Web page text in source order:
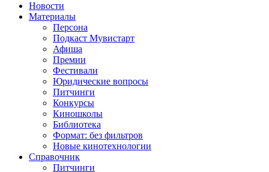
Новости
Материалы
Персона
Подкаст Мувистарт
Афиша
Премии
Фестивали
Юридические вопросы
Питчинги
Конкурсы
Киношколы
Библиотека
Формат: без фильтров
Новые кинотехнологии
Справочник
Питчинги